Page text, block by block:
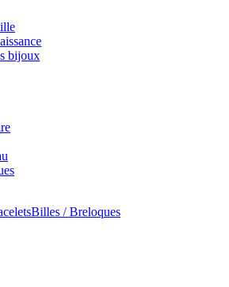
bijoux
Billes / Breloques